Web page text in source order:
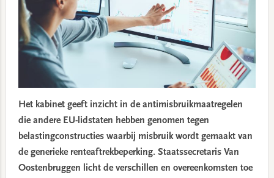
Het kabinet geeft inzicht in de antimisbruikmaatregelen
die andere EU-lidstaten hebben genomen tegen
belastingconstructies waarbij misbruik wordt gemaakt van
de generieke renteaftrekbeperking. Staatssecretaris Van
Oostenbruggen licht de verschillen en overeenkomsten toe